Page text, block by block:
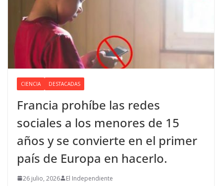
CIENCIA DESTACADAS
Francia prohíbe las redes
sociales a los menores de 15
años y se convierte en el primer
país de Europa en hacerlo.
26 julio, 2026 El Independiente